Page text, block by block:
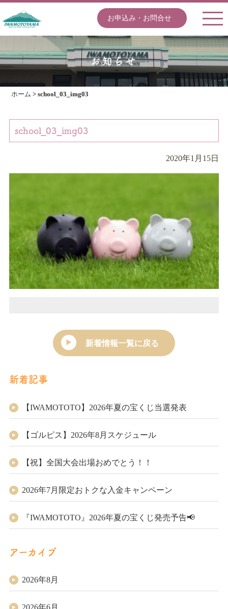
お申込み・お問合せ
お知らせ
ホーム >school_03_img03
school_03_img03
2020年1月15日
新着情報一覧に戻る
新着記事
【IWAMOTOTO】2026年夏の宝くじ当選発表
【ゴルピス】2026年8月スケジュール
【祝】全国大会出場おめでとう！！
2026年7月限定おトクな入金キャンペーン
『IWAMOTOTO』2026年夏の宝くじ発売予告📢
アーカイブ
2026年8月
2026年6月